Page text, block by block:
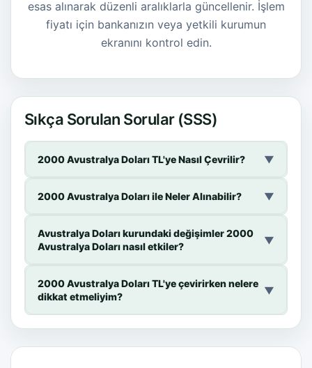
esas alınarak düzenli aralıklarla güncellenir. İşlem
fiyatı için bankanızın veya yetkili kurumun
ekranını kontrol edin.
Sıkça Sorulan Sorular (SSS)
2000 Avustralya Doları TL'ye Nasıl Çevrilir? ▼
2000 Avustralya Doları ile Neler Alınabilir? ▼
Avustralya Doları kurundaki değişimler 2000
Avustralya Doları nasıl etkiler?
▼
2000 Avustralya Doları TL'ye çevirirken nelere
dikkat etmeliyim?
▼